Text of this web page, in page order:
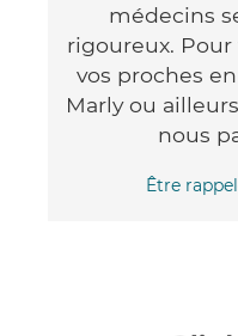
médecins
rigoureux.
vos proches
Marly ou
nous
Être